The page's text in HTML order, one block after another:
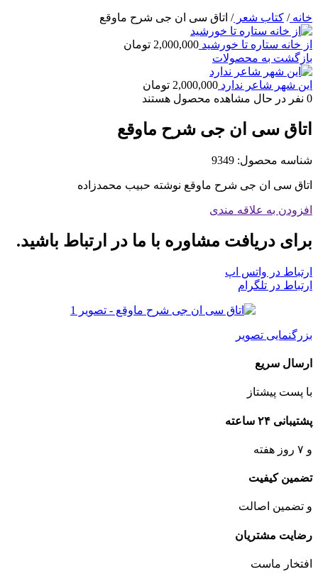
خانه/ کتاب شعر/ اتاق سی ان جی شرح ماوقع
از خانه ستاره تا خورشید 2,000,000 تومان
بازگشت به محصولات
این شهر شاعر ندارد 2,000,000 تومان
0 نفر در حال مشاهده محصول هستند
اتاق سی ان جی شرح ماوقع
شناسه محصول: 9349
اتاق سی ان جی شرح ماوقع نوشته حبیب محمدزاده
افزودن به علاقه مندی
برای دریافت مشاوره با ما در ارتباط باشید.
ارتباط در واتس اپ
ارتباط در تلگرام
بزرگنمایی تصویر
ارسال سریع
با پست پیشتاز
پشتیبانی ۲۴ ساعته
و ۷ روز هفته
تضمین کیفیت
و تضمین اصالت
رضایت مشتریان
افتخار ماست